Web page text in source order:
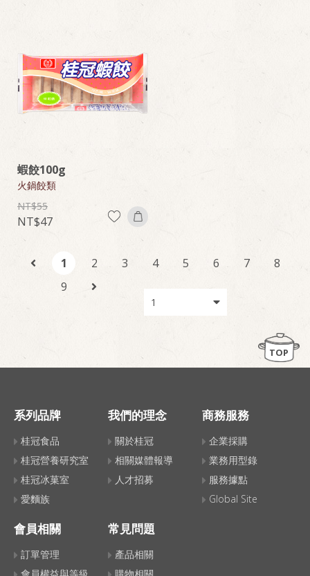
蝦餃100g
火鍋餃類
55
47
1 2 3 4 5 6 7
8
9
TOP
系列品牌
桂冠食品
桂冠營養研究室
桂冠冰菓室
愛麵族
我們的理念
關於桂冠
相關媒體報導
人才招募
商務服務
企業採購
業務用型錄
服務據點
Global Site
會員相關
訂單管理
會員權益與等級
常見問題
產品相關
購物相關